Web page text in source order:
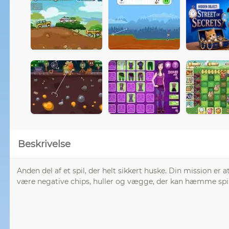
Beskrivelse
Anden del af et spil, der helt sikkert huske. Din mission
være negative chips, huller og vægge, der kan hæmme